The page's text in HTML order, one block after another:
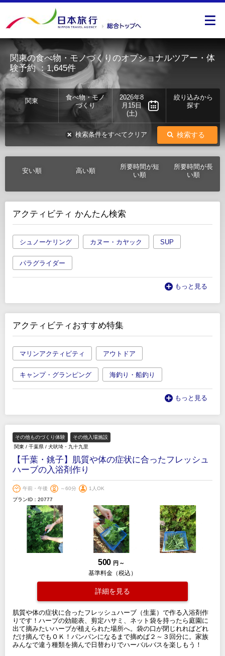
関東の食べ物・モノづくりのオプショナルツアー・体
験予約：1,645件
関東
食べ物・モノ
づくり
2026年8
月15日
(土)
絞り込みから
探す
検索する
検索条件をすべてクリア
安い順 高い順
所要時間が短
い順
所要時間が長
い順
アクティビティ かんたん検索
シュノーケリング カヌー・カヤック SUP
パラグライダー
もっと見る
アクティビティおすすめ特集
マリンアクティビティ アウトドア
キャンプ・グランピング 海釣り・船釣り
もっと見る
その他ものづくり体験
その他入場施設
関東 / 千葉県 / 犬吠埼・九十九里
【千葉・銚子】肌質や体の症状に合ったフレッシュ
ハーブの入浴剤作り
午前・午後 ～60分
1人OK
プランID：20777
500 円 ～
基準料金（税込）
詳細を見る
肌質や体の症状に合ったフレッシュハーブ（生葉）で作る入浴剤作
りです！ハーブの効能表、剪定ハサミ、ネット袋を持ったら庭園に
出て摘みたいハーブが植えられた場所へ。袋の口が閉じれればどれ
だけ摘んでもＯＫ！パンパンになるまで摘めば２～３回分に。家族
みんなで違う種類を摘んで日替わりでハーバルバスを楽しもう！